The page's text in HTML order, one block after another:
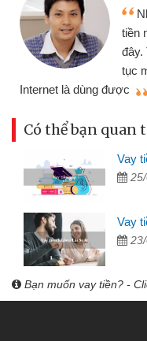
đã
Có thể bạn quan
Vay
Vay
Bạn muốn vay tiền? -